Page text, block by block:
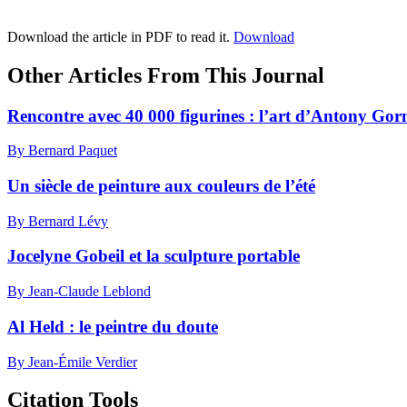
Download the article in PDF to read it. Download
Other Articles From This Journal
Rencontre avec 40 000 figurines : l’art d’Antony
By Bernard Paquet
Un siècle de peinture aux couleurs de l’été
By Bernard Lévy
Jocelyne Gobeil et la sculpture portable
By Jean-Claude Leblond
Al Held : le peintre du doute
By Jean-Émile Verdier
Citation Tools